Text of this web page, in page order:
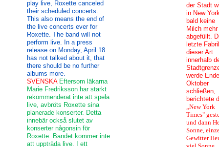
der Stadt
in New
bald keine
Milch mehr
abgefüllt.
letzte
dieser Art
innerhalb
werde Ende
Oktober
schließen,
berichtete
„New York
Times"
und dann
Sonne,
Gewitter
play live, Roxette canceled
their scheduled concerts.
This also means the end of
the live concerts ever for
Roxette. The band will not
perform live. In a press
release on Monday, April 18
has not talked about it, that
there should be no further
albums more.
SVENSKA Eftersom läkarna
Marie Fredriksson har starkt
rekommenderat inte att spela
live, avbröts Roxette sina
planerade konserter. Detta
innebär också slutet av
konserter någonsin för
Roxette. Bandet kommer inte
att uppträda live. I ett